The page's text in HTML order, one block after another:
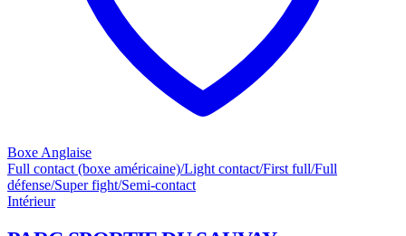
Boxe Anglaise
Full contact (boxe américaine)/Light contact/First full/Full
défense/Super fight/Semi-contact
Intérieur